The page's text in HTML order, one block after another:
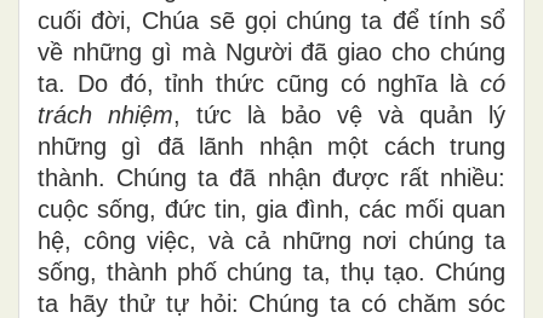
cuối đời, Chúa sẽ gọi chúng ta để tính sổ
về những gì mà Người đã giao cho chúng
ta. Do đó, tỉnh thức cũng có nghĩa là có
trách nhiệm, tức là bảo vệ và quản lý
những gì đã lãnh nhận một cách trung
thành. Chúng ta đã nhận được rất nhiều:
cuộc sống, đức tin, gia đình, các mối quan
hệ, công việc, và cả những nơi chúng ta
sống, thành phố chúng ta, thụ tạo. Chúng
ta hãy thử tự hỏi: Chúng ta có chăm sóc